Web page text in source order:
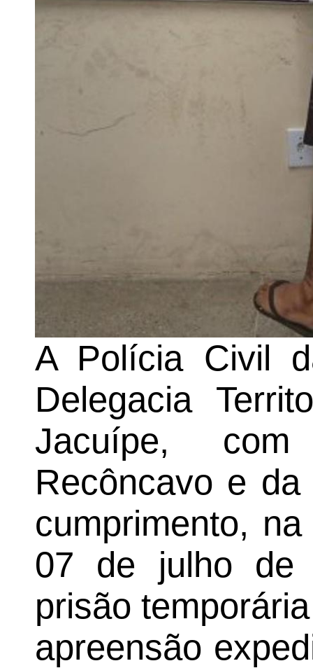
A Polícia Civil
Delegacia
Jacuípe,
Recôncavo e
cumprimento,
07 de julho de
prisão
apreensão